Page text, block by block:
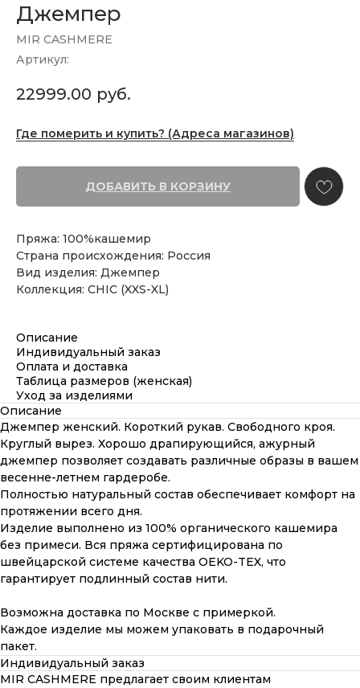
Джемпер
MIR CASHMERE
Артикул:
22999.00 руб.
Где померить и купить? (Адреса магазинов)
ДОБАВИТЬ В КОРЗИНУ
Пряжа: 100%кашемир
Страна происхождения: Россия
Вид изделия: Джемпер
Коллекция: CHIC (XXS-XL)
Описание
Индивидуальный заказ
Оплата и доставка
Таблица размеров (женская)
Уход за изделиями
Описание
Джемпер женский. Короткий рукав. Свободного кроя.
Круглый вырез. Хорошо драпирующийся, ажурный
джемпер позволяет создавать различные образы в вашем
весенне-летнем гардеробе.
Полностью натуральный состав обеспечивает комфорт на
протяжении всего дня.
Изделие выполнено из 100% органического кашемира
без примеси. Вся пряжа сертифицирована по
швейцарской системе качества OEKO-TEX, что
гарантирует подлинный состав нити.
Возможна доставка по Москве с примеркой.
Каждое изделие мы можем упаковать в подарочный
пакет.
Индивидуальный заказ
MIR CASHMERE предлагает своим клиентам